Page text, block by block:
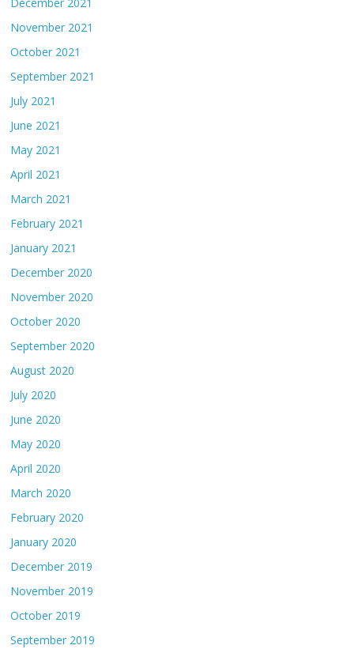
November 2021
October 2021
September 2021
July 2021
June 2021
May 2021
April 2021
March 2021
February 2021
January 2021
December 2020
November 2020
October 2020
September 2020
August 2020
July 2020
June 2020
May 2020
April 2020
March 2020
February 2020
January 2020
December 2019
November 2019
October 2019
September 2019